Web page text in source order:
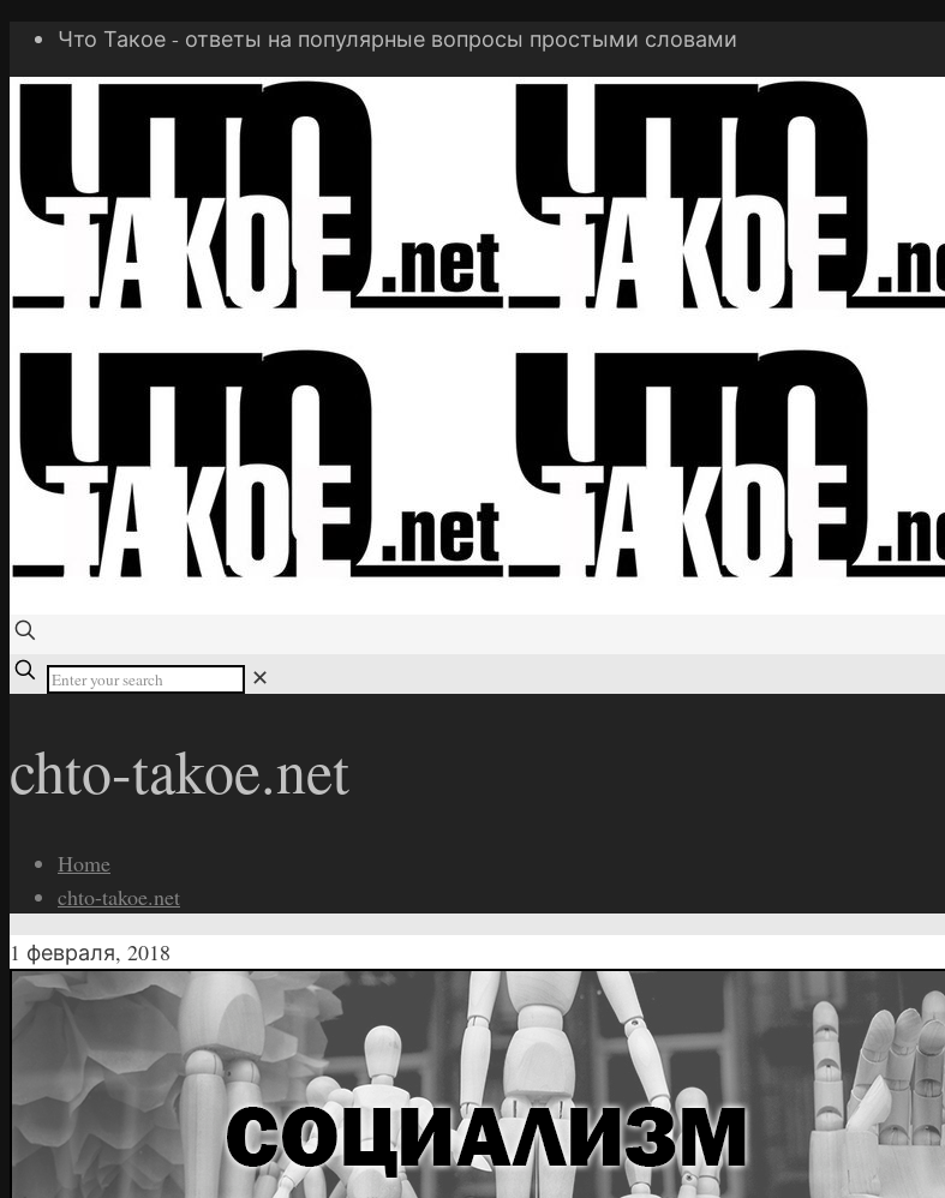
Что Такое - ответы на популярные вопросы простыми словами
✕
chto-takoe.net
Home
chto-takoe.net
1 февраля, 2018